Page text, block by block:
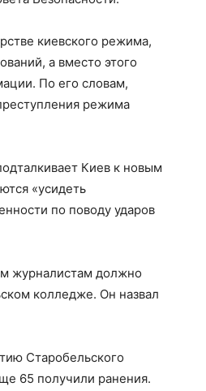
киевского режима,
а вместо этого
По его словам,
режима
Киев к новым
«усидеть
по поводу ударов
журналистам должно
колледже. Он назвал
Старобельского
65 получили ранения.